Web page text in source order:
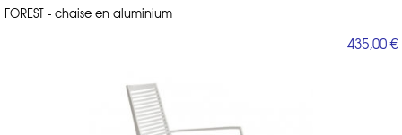
FOREST - chaise en aluminium
435,00 €